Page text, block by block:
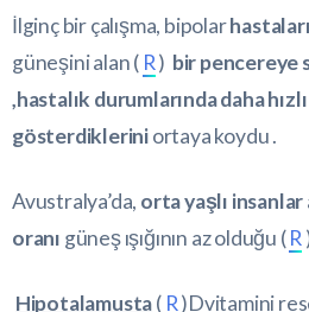
İlginç bir çalışma, bipolar
güneşini alan ( R) bir pencereye
,hastalık durumlarında daha
gösterdikleriniortaya koydu .
Avustralya’da, orta yaşlı insanlar
oranı güneş ışığının az olduğu (R
Hipotalamusta( R)Dvitamini